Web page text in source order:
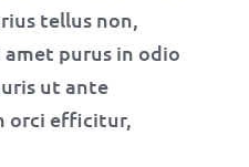
tellus non,
purus in odio
ut ante
orci efficitur,